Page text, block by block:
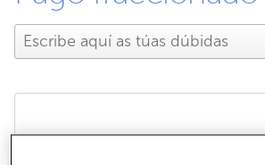
Cal é o importe